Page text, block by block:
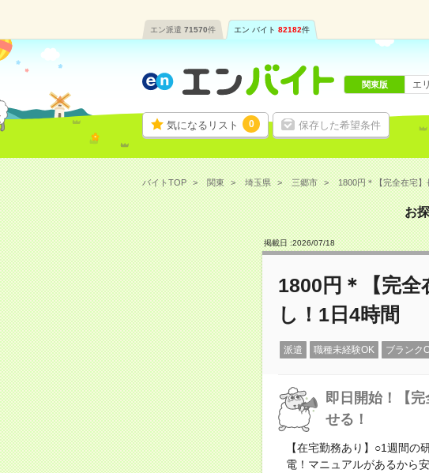
エン派遣 71570件 エン バイト 82182件
気になるリスト 0 保存した希望条件
関東版 エ
バイトTOP 関東 埼玉県 三郷市 1800円＊【完全在宅
お
掲載日 :2026/07/18
1800円＊【完
し！1日4時間
派遣 職種未経験OK ブランク
即日開始！【
せる！
【在宅勤務あり】○1週間
電！マニュアルがあるから